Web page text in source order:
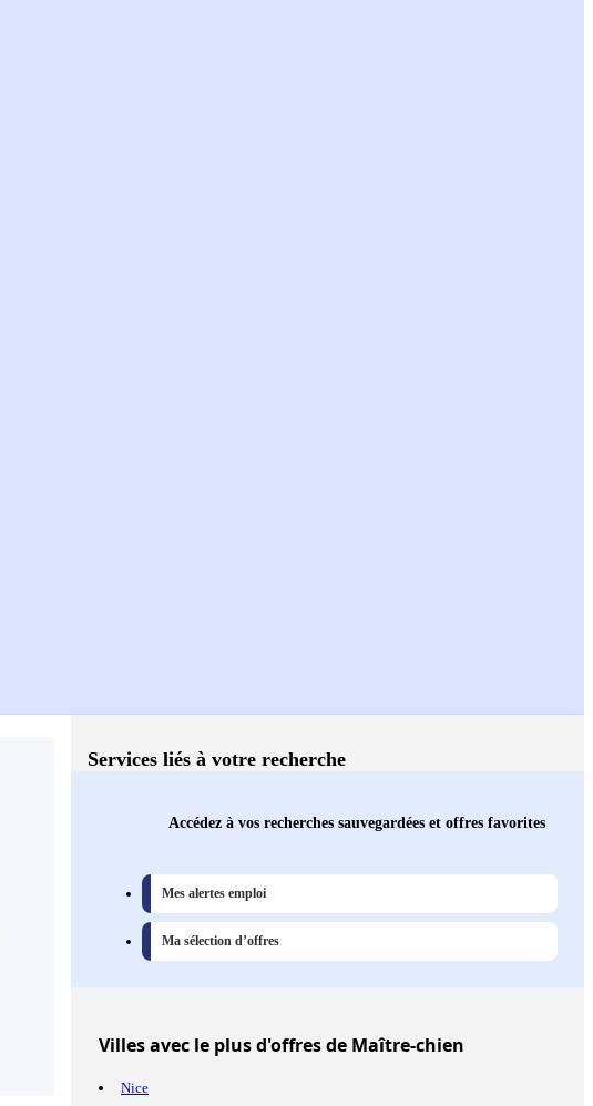
Services liés à votre recherche
Accédez à vos recherches sauvegardées et offres favorites
Mes alertes emploi
Ma sélection d’offres
Villesavec le plus d'offres de Maître-chien
Nice